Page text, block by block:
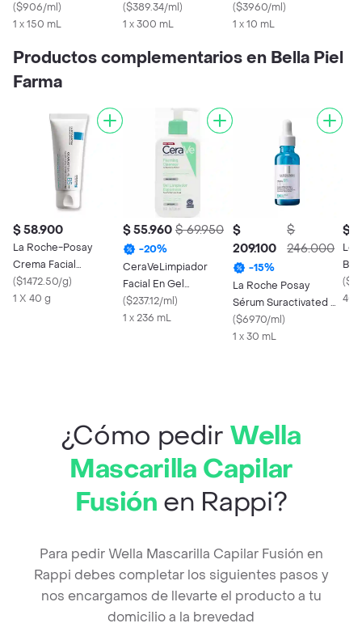
Reflections
($906/ml)
1 x 150 mL
($389.34/ml)
1 x 300 mL
($3960/ml)
1 x 10 mL
Productos complementarios en Bella Piel
Farma
$ 58.900
La Roche-Posay
Crema Facial
Cicaplast Baume B5 +
($1472.50/g)
1 X 40 g
$ 55.960 $ 69.950
-20%
CeraVeLimpiador
Facial En Gel
Hidratante Piel Normal
A Grasa
($237.12/ml)
1 x 236 mL
$
209.100
$
246.000
-15%
La Roche Posay
Sérum Suractivated Nv
Hyalu B5
($6970/ml)
1 x 30 mL
$
(
¿Cómo pedir Wella
Mascarilla Capilar
Fusión en Rappi?
Para pedir Wella Mascarilla Capilar Fusión en
Rappi debes completar los siguientes pasos y
nos encargamos de llevarte el producto a tu
domicilio a la brevedad